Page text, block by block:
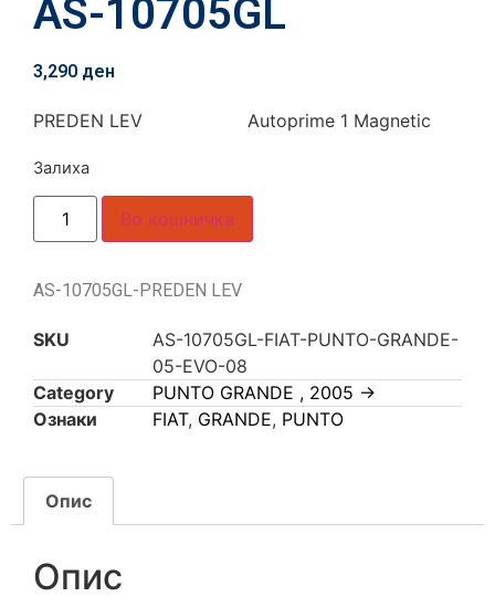
AS-10705GL
3,290 ден
PREDEN LEV Autoprime 1 Magnetic
Залиха
Во кошничка
AS-10705GL-PREDEN LEV
SKU
AS-10705GL-FIAT-PUNTO-GRANDE-
05-EVO-08
Category
PUNTO GRANDE , 2005 ->
Ознаки
FIAT, GRANDE, PUNTO
Опис
Опис